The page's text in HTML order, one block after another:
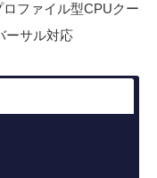
ファイル型CPUクー
ーサル対応